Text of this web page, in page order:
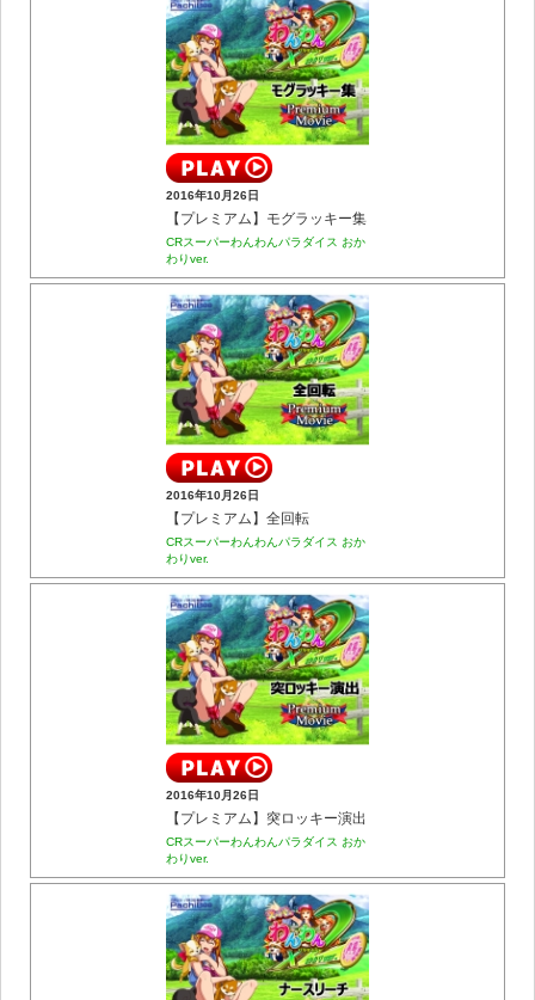
2016年10月26日
【プレミアム】モグラッキー集
CRスーパーわんわんパラダイス おか
わりver.
2016年10月26日
【プレミアム】全回転
CRスーパーわんわんパラダイス おか
わりver.
2016年10月26日
【プレミアム】突ロッキー演出
CRスーパーわんわんパラダイス おか
わりver.